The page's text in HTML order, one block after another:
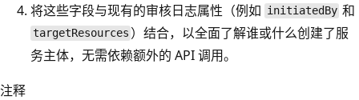
将这些字段与现有的审核日志属性（例如 initiatedBy 和
targetResources ）结合，以全面了解谁或什么创建了服
务主体，无需依赖额外的 API 调用。
注释